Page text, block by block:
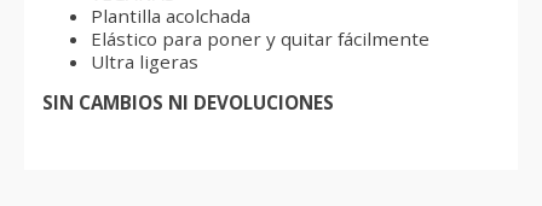
Plantilla acolchada
Elástico para poner y quitar fácilmente
Ultra ligeras
SIN CAMBIOS NI DEVOLUCIONES